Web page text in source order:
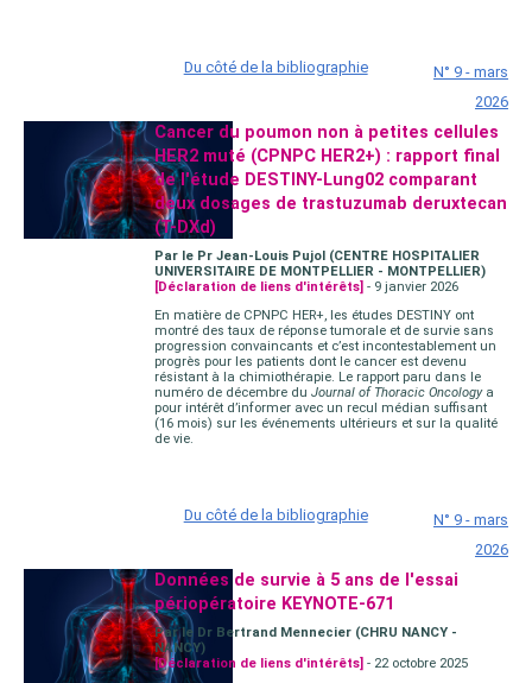
Du côté de la bibliographie
N° 9 - mars
2026
Cancer du poumon non à petites cellules
HER2 muté (CPNPC HER2+) : rapport final
de l'étude DESTINY-Lung02 comparant
deux dosages de trastuzumab deruxtecan
(T-DXd)
Par le Pr Jean-Louis Pujol (CENTRE HOSPITALIER
UNIVERSITAIRE DE MONTPELLIER - MONTPELLIER)
[Déclaration de liens d'intérêts]- 9 janvier 2026
En matière de CPNPC HER+, les études DESTINY ont
montré des taux de réponse tumorale et de survie sans
progression convaincants et c’est incontestablement un
progrès pour les patients dont le cancer est devenu
résistant à la chimiothérapie. Le rapport paru dans le
numéro de décembre duJournal of Thoracic Oncologya
pour intérêt d’informer avec un recul médian suffisant
(16 mois) sur les événements ultérieurs et sur la qualité
de vie.
Du côté de la bibliographie
N° 9 - mars
2026
Données de survie à 5 ans de l'essai
périopératoire KEYNOTE-671
Par le Dr Bertrand Mennecier (CHRU NANCY -
NANCY)
[Déclaration de liens d'intérêts]- 22 octobre 2025